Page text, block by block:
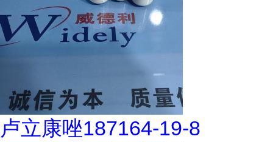
卢立康唑187164-19-8